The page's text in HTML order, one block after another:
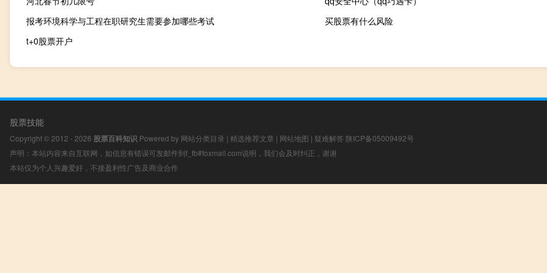
报考环境科学与工程在职研究生需要参加哪些考试
买股票有什么风险
t+0股票开户
股票技能
Copyright © 2012 - 2026 股票百科知识 Powered by 网站分类目录 | 精选推荐文章 | 网站地图 | 疑难解答 陕ICP备05009492号
声明：本站内容来自互联网，如信息有错误可发邮件到f_fb#foxmail.com说明，我们会及时纠正，谢谢
本站仅为个人兴趣爱好，不接盈利性广告及商业合作